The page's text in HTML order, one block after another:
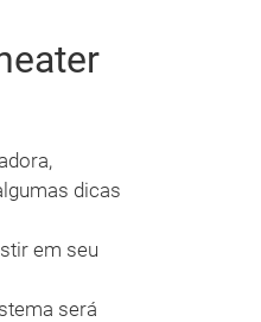
dicas
em seu
será